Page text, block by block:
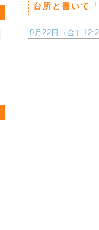
台所と書いて
9月22日（金）